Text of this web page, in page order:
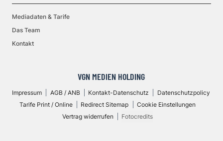
Mediadaten & Tarife
Das Team
Kontakt
VGN MEDIEN HOLDING
Impressum AGB / ANB Kontakt-Datenschutz
Datenschutzpolicy
Tarife Print / Online
Redirect Sitemap
Cookie Einstellungen
Vertrag widerrufen
Fotocredits